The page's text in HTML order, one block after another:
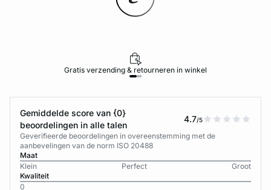
Gratis verzending & retourneren in winkel
Gemiddelde score van {0}
beoordelingen in alle talen
4.7/5
Geverifieerde beoordelingen in overeenstemming met de
aanbevelingen van de norm ISO 20488
Maat
Klein
Perfect
Groot
Kwaliteit
0